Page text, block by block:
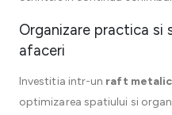
Organizare practica
afaceri
Investitia intr-un raft
optimizarea spatiului si